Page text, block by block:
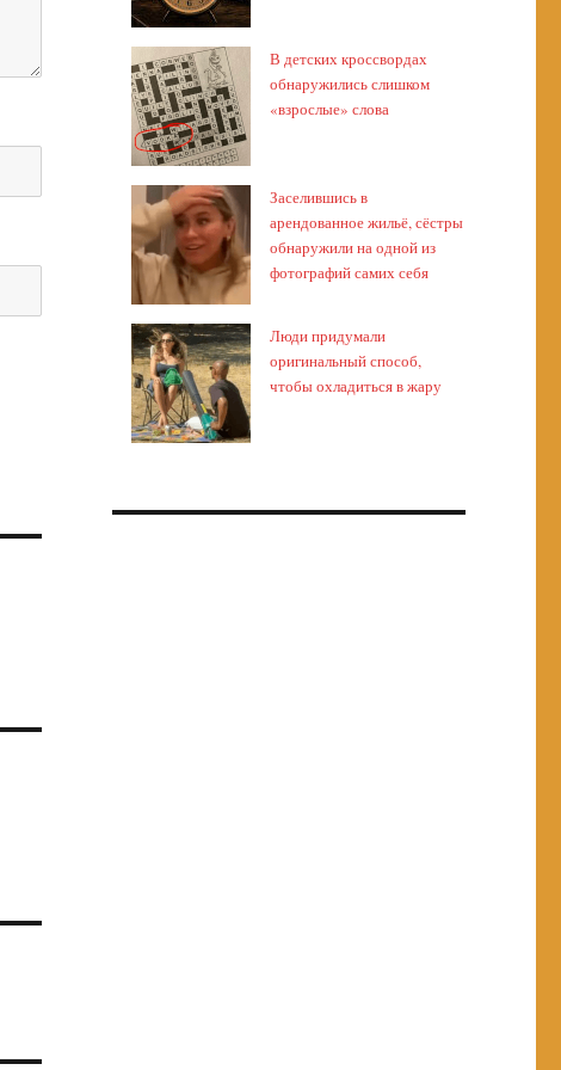
В детских кроссвордах
обнаружились слишком
«взрослые» слова
Заселившись в
арендованное жильё, сёстры
обнаружили на одной из
фотографий самих себя
Люди придумали
оригинальный способ,
чтобы охладиться в жару